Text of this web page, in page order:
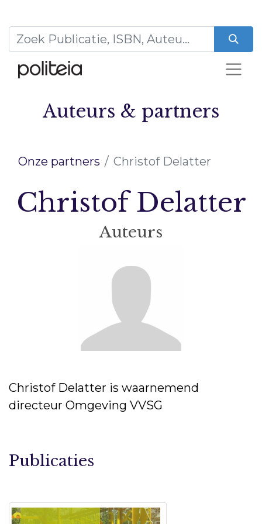
Auteurs & partners
Onze partners Christof Delatter
Christof Delatter
Auteurs
Christof Delatter is waarnemend
directeur Omgeving VVSG
Publicaties